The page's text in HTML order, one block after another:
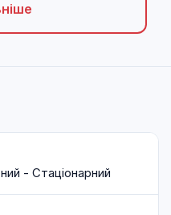
- Стаціонарний